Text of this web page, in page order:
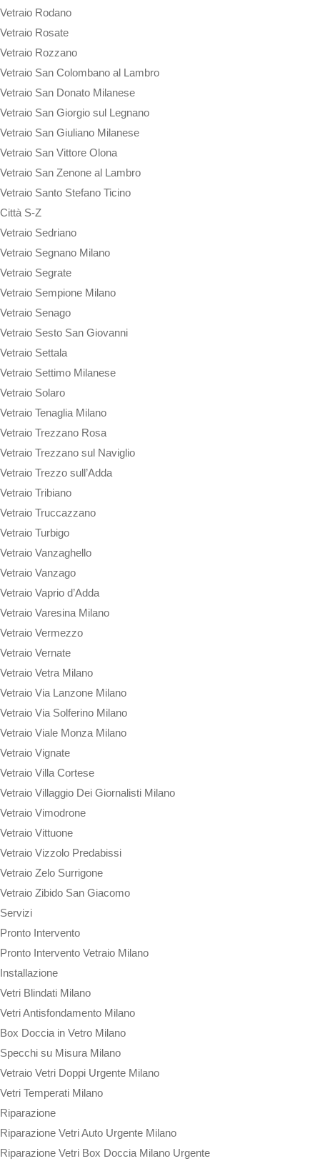
Vetraio Rodano
Vetraio Rosate
Vetraio Rozzano
Vetraio San Colombano al Lambro
Vetraio San Donato Milanese
Vetraio San Giorgio sul Legnano
Vetraio San Giuliano Milanese
Vetraio San Vittore Olona
Vetraio San Zenone al Lambro
Vetraio Santo Stefano Ticino
Città S-Z
Vetraio Sedriano
Vetraio Segnano Milano
Vetraio Segrate
Vetraio Sempione Milano
Vetraio Senago
Vetraio Sesto San Giovanni
Vetraio Settala
Vetraio Settimo Milanese
Vetraio Solaro
Vetraio Tenaglia Milano
Vetraio Trezzano Rosa
Vetraio Trezzano sul Naviglio
Vetraio Trezzo sull’Adda
Vetraio Tribiano
Vetraio Truccazzano
Vetraio Turbigo
Vetraio Vanzaghello
Vetraio Vanzago
Vetraio Vaprio d’Adda
Vetraio Varesina Milano
Vetraio Vermezzo
Vetraio Vernate
Vetraio Vetra Milano
Vetraio Via Lanzone Milano
Vetraio Via Solferino Milano
Vetraio Viale Monza Milano
Vetraio Vignate
Vetraio Villa Cortese
Vetraio Villaggio Dei Giornalisti Milano
Vetraio Vimodrone
Vetraio Vittuone
Vetraio Vizzolo Predabissi
Vetraio Zelo Surrigone
Vetraio Zibido San Giacomo
Servizi
Pronto Intervento
Pronto Intervento Vetraio Milano
Installazione
Vetri Blindati Milano
Vetri Antisfondamento Milano
Box Doccia in Vetro Milano
Specchi su Misura Milano
Vetraio Vetri Doppi Urgente Milano
Vetri Temperati Milano
Riparazione
Riparazione Vetri Auto Urgente Milano
Riparazione Vetri Box Doccia Milano Urgente